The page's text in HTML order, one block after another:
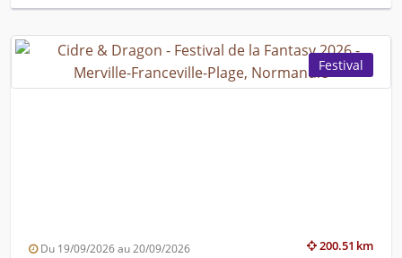
Festival
200.51 km
Du 19/09/2026 au 20/09/2026